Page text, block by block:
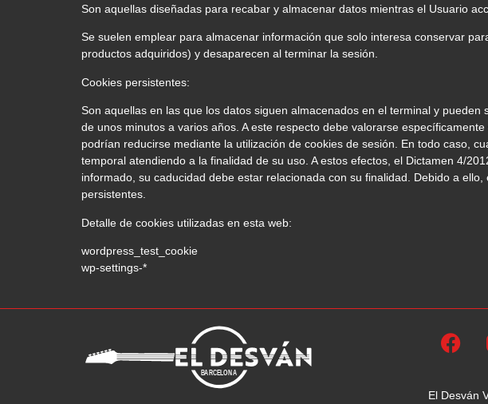
Son aquellas diseñadas para recabar y almacenar datos mientras el Usuario
Se suelen emplear para almacenar información que solo interesa conservar
productos adquiridos) y desaparecen al terminar la sesión.
Cookies persistentes:
Son aquellas en las que los datos siguen almacenados en el terminal y
de unos minutos a varios años. A este respecto debe valorarse
podrían reducirse mediante la utilización de cookies de sesión. En todo caso,
temporal atendiendo a la finalidad de su uso. A estos efectos, el Dictamen 4/
informado, su caducidad debe estar relacionada con su finalidad. Debido a
persistentes.
Detalle de cookies utilizadas en esta web:
wordpress_test_cookie
wp-settings-*
El Desván